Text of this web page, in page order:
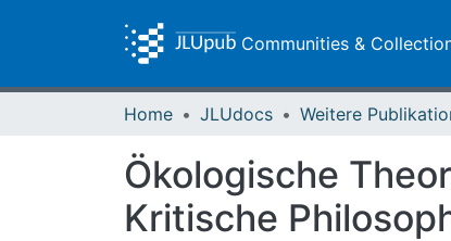
Communities &
Home JLUdocs Weitere
Ökologische
Kritische